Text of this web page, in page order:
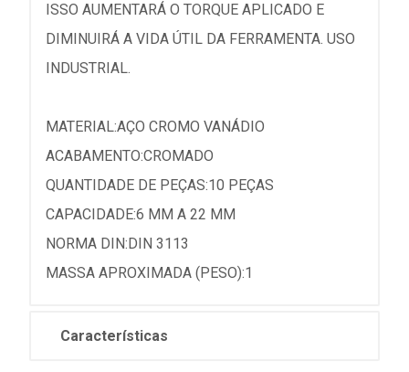
ISSO AUMENTARÁ O TORQUE APLICADO E
DIMINUIRÁ A VIDA ÚTIL DA FERRAMENTA. USO
INDUSTRIAL.
MATERIAL:AÇO CROMO VANÁDIO
ACABAMENTO:CROMADO
QUANTIDADE DE PEÇAS:10 PEÇAS
CAPACIDADE:6 MM A 22 MM
NORMA DIN:DIN 3113
MASSA APROXIMADA (PESO):1
Características